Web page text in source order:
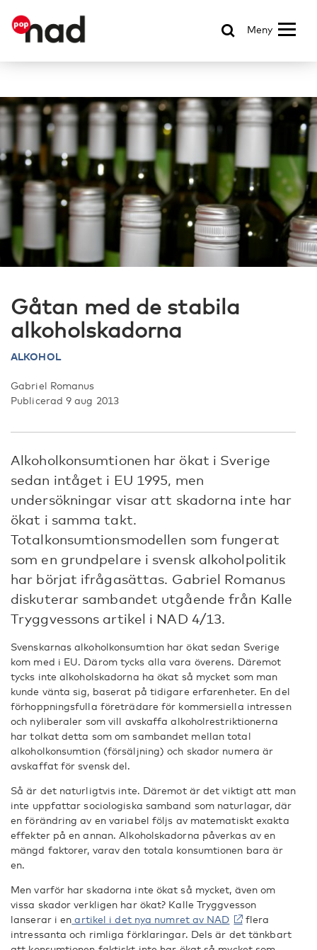
Meny
Gåtan med de stabila
alkoholskadorna
ALKOHOL
Gabriel Romanus
Publicerad 9 aug 2013
Alkoholkonsumtionen har ökat i Sverige
sedan intåget i EU 1995, men
undersökningar visar att skadorna inte har
ökat i samma takt.
Totalkonsumtionsmodellen som fungerat
som en grundpelare i svensk alkoholpolitik
har börjat ifrågasättas. Gabriel Romanus
diskuterar sambandet utgående från Kalle
Tryggvessons artikel i NAD 4/13.
Svenskarnas alkoholkonsumtion har ökat sedan Sverige
kom med i EU. Därom tycks alla vara överens. Däremot
tycks inte alkoholskadorna ha ökat så mycket som man
kunde vänta sig, baserat på tidigare erfarenheter. En del
förhoppningsfulla företrädare för kommersiella intressen
och nyliberaler som vill avskaffa alkoholrestriktionerna
har tolkat detta som om sambandet mellan total
alkoholkonsumtion (försäljning) och skador numera är
avskaffat för svensk del.
Så är det naturligtvis inte. Däremot är det viktigt att man
inte uppfattar sociologiska samband som naturlagar, där
en förändring av en variabel följs av matematiskt exakta
effekter på en annan. Alkoholskadorna påverkas av en
mängd faktorer, varav den totala konsumtionen bara är
en.
Men varför har skadorna inte ökat så mycket, även om
vissa skador verkligen har ökat? Kalle Tryggvesson
lanserar i en artikel i det nya numret av NAD
flera
intressanta och rimliga förklaringar. Dels är det tänkbart